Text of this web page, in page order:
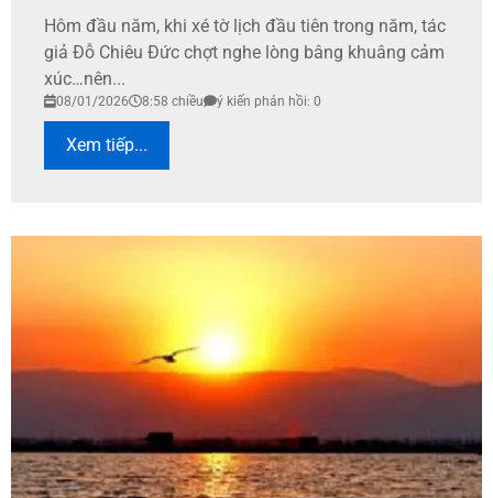
Hôm đầu năm, khi xé tờ lịch đầu tiên trong năm, tác
giả Đỗ Chiêu Đức chợt nghe lòng bâng khuâng cảm
xúc…nên...
08/01/2026 8:58 chiều ý kiến phản hồi: 0
Xem tiếp...